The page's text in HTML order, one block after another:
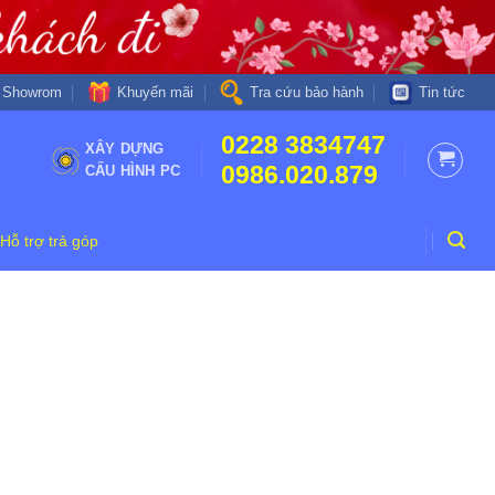
Showrom Khuyến mãi Tra cứu bảo hành Tin tức
XÂY DỰNG
CẤU HÌNH PC
0228 3834747
0986.020.879
Hỗ trợ trả góp